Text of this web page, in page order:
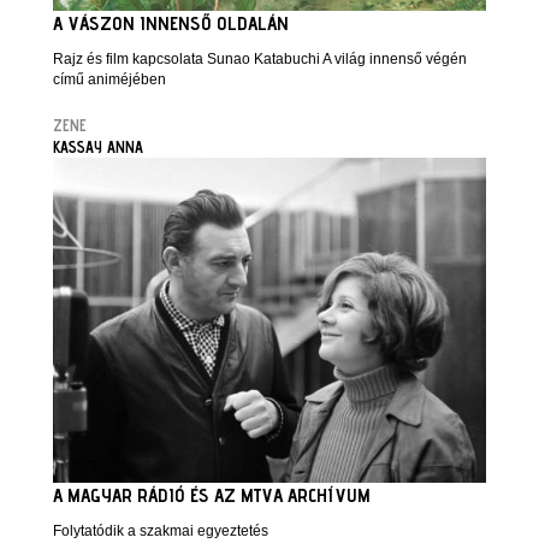
A VÁSZON INNENSŐ OLDALÁN
Rajz és film kapcsolata Sunao Katabuchi A világ innenső végén
című animéjében
ZENE
KASSAY ANNA
A MAGYAR RÁDIÓ ÉS AZ MTVA ARCHÍVUM
Folytatódik a szakmai egyeztetés